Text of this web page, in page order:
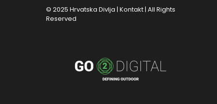
© 2025 Hrvatska Divlja | Kontakt| All Rights
Reserved